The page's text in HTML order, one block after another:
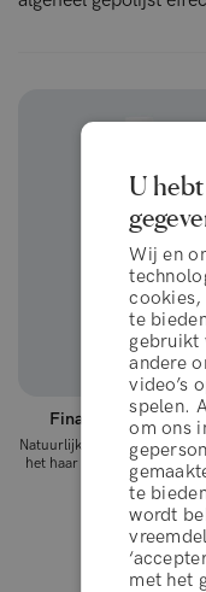
Final Touch™ Hair
Natuurlijke haarlak zonder
het haar een medium fixatie
geeft.
€25.95
U
Wij en
cookies,
te
gebruikt
andere
video’s
spelen.
om ons
te
wordt
met het